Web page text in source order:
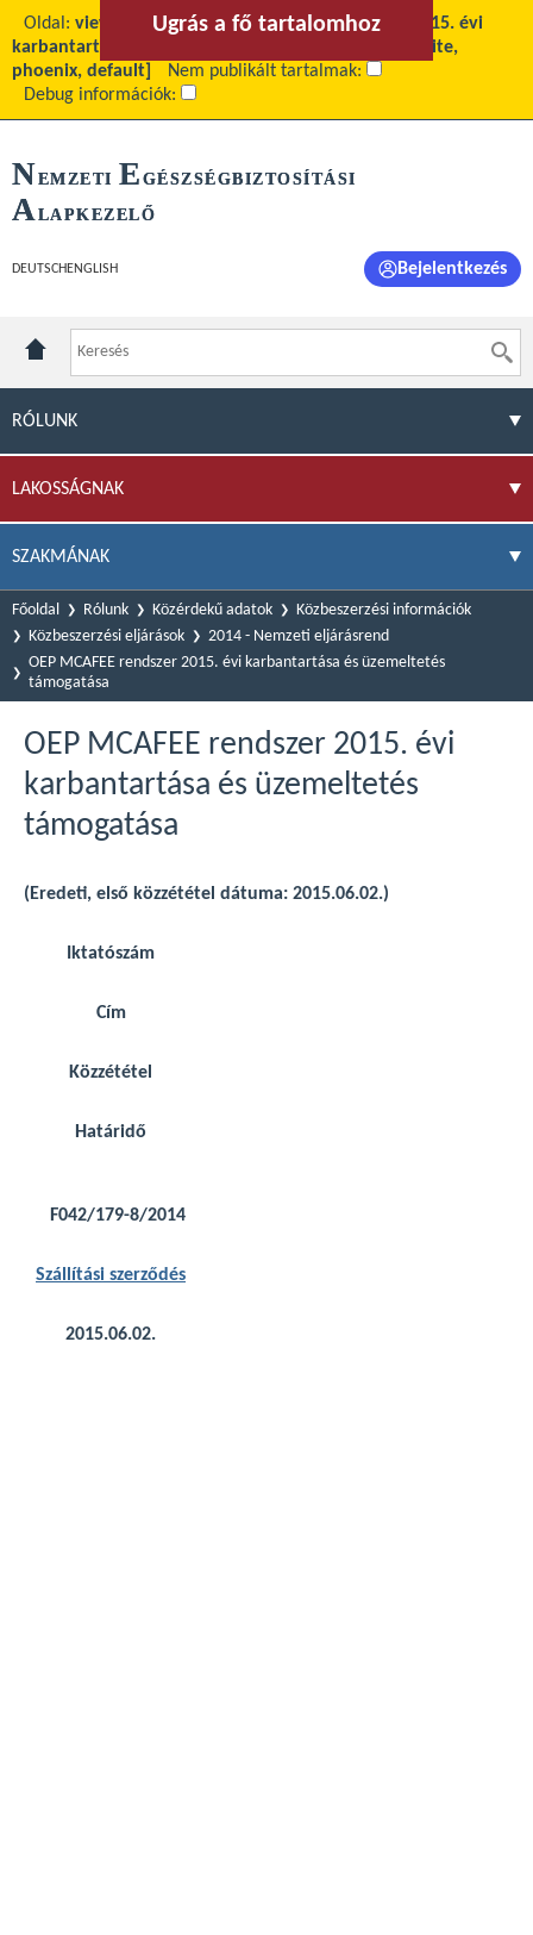
Oldal: view Fő tartalom: OEP MCAFEE rendszer 2015. évi
karbantartása és üzemeltetés támogatása
[site,
phoenix, default]
Nem publikált tartalmak:
Debug információk:
Ugrás a menühöz
Ugrás a fő tartalomhoz
NEMZETI E GÉSZSÉGBIZTOSÍTÁSI
ALAPKEZELŐ
DEUTSCH ENGLISH Bejelentkezés
RÓLUNK
LAKOSSÁGNAK
SZAKMÁNAK
Főoldal Rólunk Közérdekű adatok
Közbeszerzési információk
Közbeszerzési eljárások
2014 - Nemzeti eljárásrend
OEP MCAFEE rendszer 2015. évi karbantartása és üzemeltetés
támogatása
OEP MCAFEE rendszer 2015. évi
karbantartása és üzemeltetés
támogatása
(Eredeti, első közzététel dátuma: 2015.06.02.)
Iktatószám
Cím
Közzététel
Határidő
F042/179-8/2014
Szállítási szerződés
2015.06.02.